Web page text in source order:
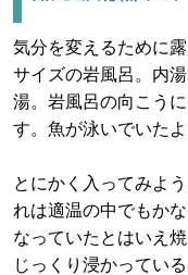
気分を変えるために
サイズの岩風呂。内
湯。岩風呂の向こう
す。魚が泳いでいたよ
とにかく入ってみよ
れは適温の中でもか
なっていたとはいえ
じっくり浸かってい